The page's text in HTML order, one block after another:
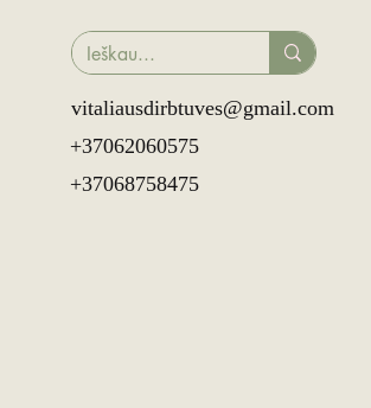
vitaliausdirbtuves@gmail.com
+37062060575
+37068758475